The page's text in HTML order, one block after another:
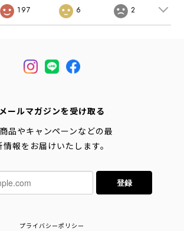
197 6 2
メールマガジンを受け取る
品やキャンペーンなどの最
情報をお届けいたします。
登録
プライバシーポリシー